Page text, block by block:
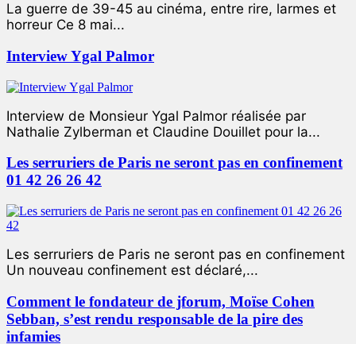
La guerre de 39-45 au cinéma, entre rire, larmes et
horreur Ce 8 mai...
Interview Ygal Palmor
Interview de Monsieur Ygal Palmor réalisée par
Nathalie Zylberman et Claudine Douillet pour la...
Les serruriers de Paris ne seront pas en confinement
01 42 26 26 42
Les serruriers de Paris ne seront pas en confinement
Un nouveau confinement est déclaré,...
Comment le fondateur de jforum, Moïse Cohen
Sebban, s’est rendu responsable de la pire des
infamies